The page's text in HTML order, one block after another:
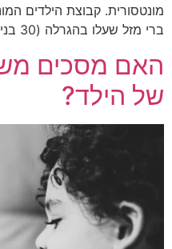
מונטסורית. קבוצת הילדים
ברי מזל שעלו בהגרלה (30 בני 5, 29 בני […]
האם מסכים
של הילד?